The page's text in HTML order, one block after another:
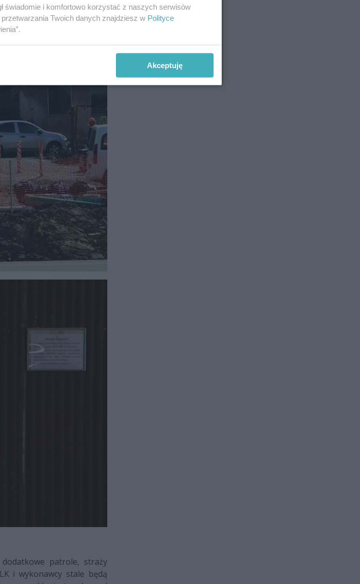
patrole, straży
i wykonawcy stale będą
świadomie i komfortowo korzystać z naszych serwisów
Twoich danych znajdziesz w Polityce
Akceptuję